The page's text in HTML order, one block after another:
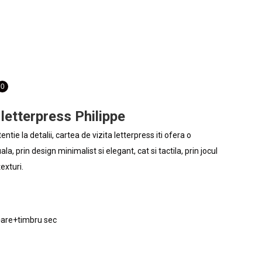
0
Philippe
la detalii, cartea de vizita letterpress iti ofera o
prin design minimalist si elegant, cat si tactila, prin jocul
sec